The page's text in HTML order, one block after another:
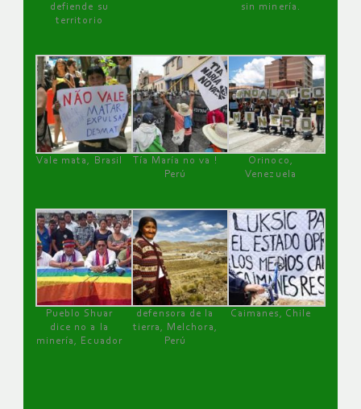
defiende su
territorio
sin minería.
Vale mata, Brasil
Tía María no va !
Perú
Orinoco,
Venezuela
Pueblo Shuar
dice no a la
minería, Ecuador
defensora de la
tierra, Melchora,
Perú
Caimanes, Chile